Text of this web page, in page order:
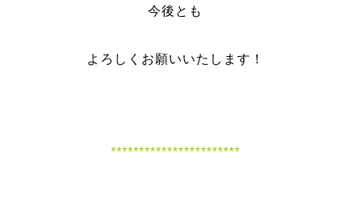
今後とも
よろしくお願いいたします！
***********************